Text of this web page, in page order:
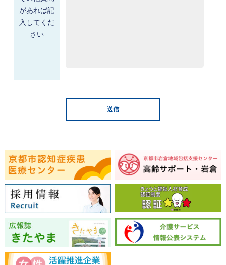
があれば記
入してくだ
さい